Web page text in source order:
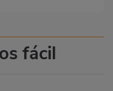
fácil